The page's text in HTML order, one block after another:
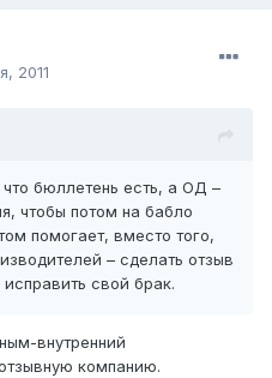
2011
бюллетень есть, а ОД –
чтобы потом на бабло
помогает, вместо того,
– сделать отзыв
свой брак.
внутренний
компанию.